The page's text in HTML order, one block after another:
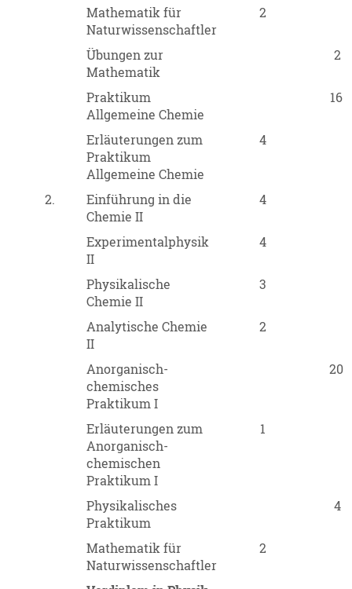
Mathematik für
Naturwissenschaftler
2
Übungen zur
Mathematik
2
Praktikum
Allgemeine Chemie
16
Erläuterungen zum
Praktikum
Allgemeine Chemie
4
2.
Einführung in die
Chemie II
4
Experimentalphysik
II
4
Physikalische
Chemie II
3
Analytische Chemie
II
2
Anorganisch-
chemisches
Praktikum I
20
Erläuterungen zum
Anorganisch-
chemischen
Praktikum I
1
Physikalisches
Praktikum
4
Mathematik für
Naturwissenschaftler
2